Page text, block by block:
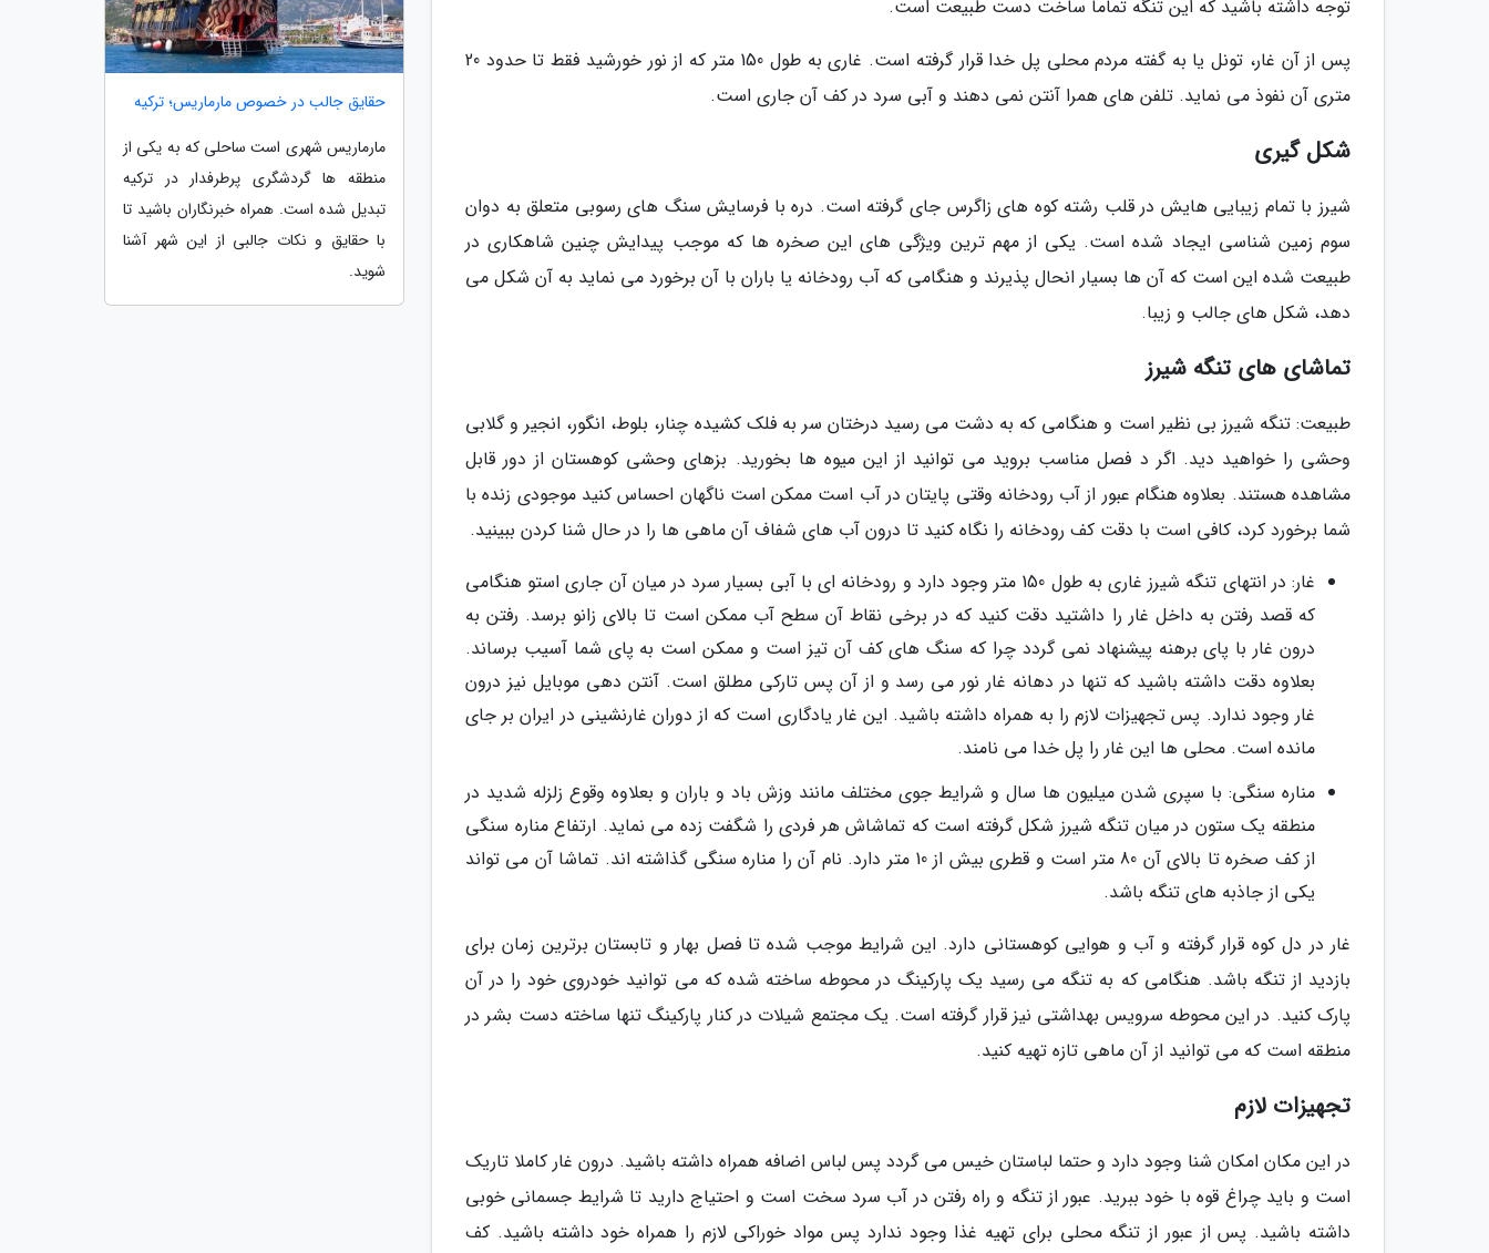
توجه داشته باشید که این تنگه تماما ساخت دست طبیعت است.
پس از آن غار، تونل یا به گفته مردم محلی پل خدا قرار گرفته است. غاری به طول 150 متر که از نور خورشید فقط تا حدود 20
متری آن نفوذ می نماید. تلفن های همرا آنتن نمی دهند و آبی سرد در کف آن جاری است.
شکل گیری
شیرز با تمام زیبایی هایش در قلب رشته کوه های زاگرس جای گرفته است. دره با فرسایش سنگ های رسوبی متعلق به دوان
سوم زمین شناسی ایجاد شده است. یکی از مهم ترین ویژگی های این صخره ها که موجب پیدایش چنین شاهکاری در
طبیعت شده این است که آن ها بسیار انحال پذیرند و هنگامی که آب رودخانه یا باران با آن برخورد می نماید به آن شکل می
دهد، شکل های جالب و زیبا.
تماشای های تنگه شیرز
طبیعت: تنگه شیرز بی نظیر است و هنگامی که به دشت می رسید درختان سر به فلک کشیده چنار، بلوط، انگور، انجیر و گلابی
وحشی را خواهید دید. اگر د فصل مناسب بروید می توانید از این میوه ها بخورید. بزهای وحشی کوهستان از دور قابل
مشاهده هستند. بعلاوه هنگام عبور از آب رودخانه وقتی پایتان در آب است ممکن است ناگهان احساس کنید موجودی زنده با
شما برخورد کرد، کافی است با دقت کف رودخانه را نگاه کنید تا درون آب های شفاف آن ماهی ها را در حال شنا کردن ببینید.
غار: در انتهای تنگه شیرز غاری به طول 150 متر وجود دارد و رودخانه ای با آبی بسیار سرد در میان آن جاری استو هنگامی
که قصد رفتن به داخل غار را داشتید دقت کنید که در برخی نقاط آن سطح آب ممکن است تا بالای زانو برسد. رفتن به
درون غار با پای برهنه پیشنهاد نمی گردد چرا که سنگ های کف آن تیز است و ممکن است به پای شما آسیب برساند.
بعلاوه دقت داشته باشید که تنها در دهانه غار نور می رسد و از آن پس تارکی مطلق است. آنتن دهی موبایل نیز درون
غار وجود ندارد. پس تجهیزات لازم را به همراه داشته باشید. این غار یادگاری است که از دوران غارنشینی در ایران بر جای
مانده است. محلی ها این غار را پل خدا می نامند.
مناره سنگی: با سپری شدن میلیون ها سال و شرایط جوی مختلف مانند وزش باد و باران و بعلاوه وقوع زلزله شدید در
منطقه یک ستون در میان تنگه شیرز شکل گرفته است که تماشاش هر فردی را شگفت زده می نماید. ارتفاع مناره سنگی
از کف صخره تا بالای آن 80 متر است و قطری بیش از 10 متر دارد. نام آن را مناره سنگی گذاشته اند. تماشا آن می تواند
یکی از جاذبه های تنگه باشد.
غار در دل کوه قرار گرفته و آب و هوایی کوهستانی دارد. این شرایط موجب شده تا فصل بهار و تابستان برترین زمان برای
بازدید از تنگه باشد. هنگامی که به تنگه می رسید یک پارکینگ در محوطه ساخته شده که می توانید خودروی خود را در آن
پارک کنید. در این محوطه سرویس بهداشتی نیز قرار گرفته است. یک مجتمع شیلات در کنار پارکینگ تنها ساخته دست بشر در
منطقه است که می توانید از آن ماهی تازه تهیه کنید.
تجهیزات لازم
در این مکان امکان شنا وجود دارد و حتما لباستان خیس می گردد پس لباس اضافه همراه داشته باشید. درون غار کاملا تاریک
است و باید چراغ قوه با خود ببرید. عبور از تنگه و راه رفتن در آب سرد سخت است و احتیاج دارید تا شرایط جسمانی خوبی
داشته باشید. پس از عبور از تنگه محلی برای تهیه غذا وجود ندارد پس مواد خوراکی لازم را همراه خود داشته باشید. کف
حقایق جالب در خصوص مارماریس؛ ترکیه
مارماریس شهری است ساحلی که به یکی از
منطقه ها گردشگری پرطرفدار در ترکیه
تبدیل شده است. همراه خبرنگاران باشید تا
با حقایق و نکات جالبی از این شهر آشنا
شوید.